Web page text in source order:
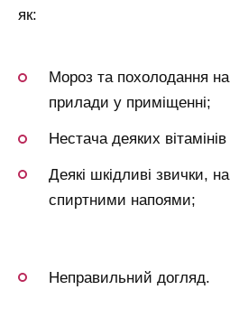
як:
Мороз та похолодання
прилади у приміщенні;
Нестача деяких
Деякі шкідливі звички,
спиртними напоями;
Неправильний догляд.